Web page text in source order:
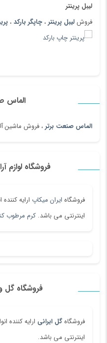
لیبل پرینتر
فروشلیبل پرینتر ، چاپگر بارکد ،
الماس
الماس صنعت برتر ، فروش ماشین
فروشگاه لوازم
فروشگاه ایران میکاپ ارایه
اینترنتی می باشد. کرم مرطوب
فروشگاه گل
فروشگاهگل ایرانی ارایه کننده
اینترنتی می باشد.